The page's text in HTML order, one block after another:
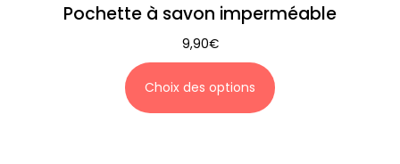
Pochette à savon imperméable
9,90€
Choix des options